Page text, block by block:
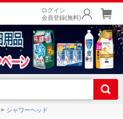
ログイン
会員登録(無料)
シャワーヘッド